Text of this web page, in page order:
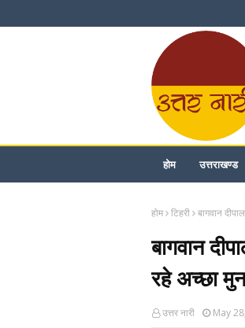
होम उत्तराखण्ड
होम टिहरी बागवान
बागवान
रहे अच्छा
उत्तर नारी May